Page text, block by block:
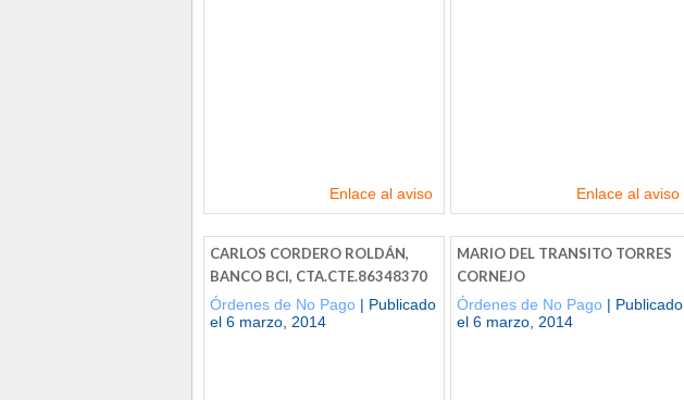
Enlace al aviso Enlace al aviso
CARLOS CORDERO ROLDÁN,
BANCO BCI, CTA.CTE.86348370
Órdenes de No Pago | Publicado
el 6 marzo, 2014
MARIO DEL TRANSITO TORRES
CORNEJO
Órdenes de No Pago | Publicado
el 6 marzo, 2014